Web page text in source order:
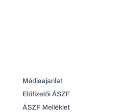
Médiaajanlat
Előfizetői ÁSZF
ÁSZF Melléklet